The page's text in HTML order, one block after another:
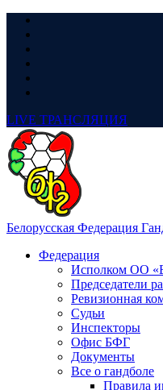
LIVE ТРАНСЛЯЦИЯ
Белорусская Федерация
Федерация
Исполком ОО
Председатели
Ревизионная
Судьи
Инспекторы
Офис БФГ
Документы
Все о гандболе
Правила